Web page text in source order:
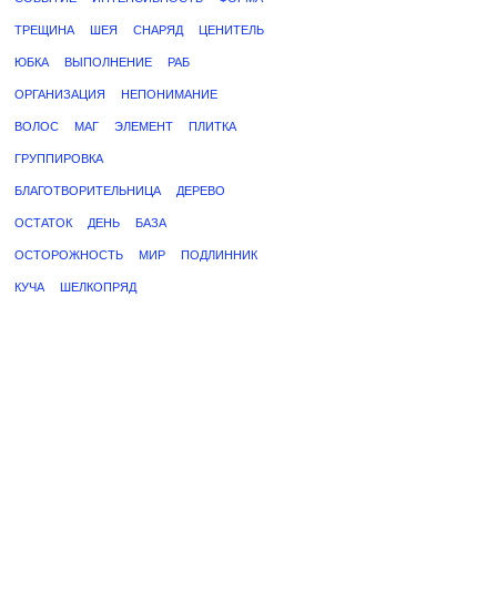
ТРЕЩИНА ШЕЯ СНАРЯД ЦЕНИТЕЛЬ
ЮБКА ВЫПОЛНЕНИЕ РАБ
ОРГАНИЗАЦИЯ НЕПОНИМАНИЕ
ВОЛОС МАГ ЭЛЕМЕНТ ПЛИТКА
ГРУППИРОВКА
БЛАГОТВОРИТЕЛЬНИЦА ДЕРЕВО
ОСТАТОК ДЕНЬ БАЗА
ОСТОРОЖНОСТЬ МИР ПОДЛИННИК
КУЧА ШЕЛКОПРЯД